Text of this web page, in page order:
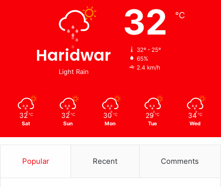
Haridwar
Light Rain
32 ℃
32º - 25º
65%
2.4 km/h
32 ℃
Sat
32 ℃
Sun
30 ℃
Mon
29 ℃
Tue
34 ℃
Wed
Popular Recent Comments